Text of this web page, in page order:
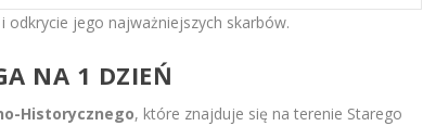
odkrycie jego najważniejszych skarbów.
NA 1 DZIEŃ
Historycznego, które znajduje się na terenie Starego